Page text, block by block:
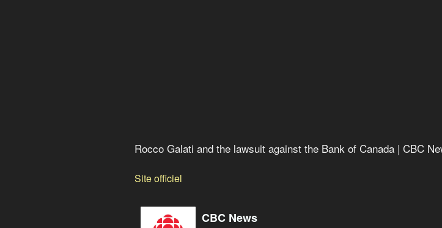
Rocco Galati and the lawsuit against the Bank of Canada | CBC
Site officiel
CBC News